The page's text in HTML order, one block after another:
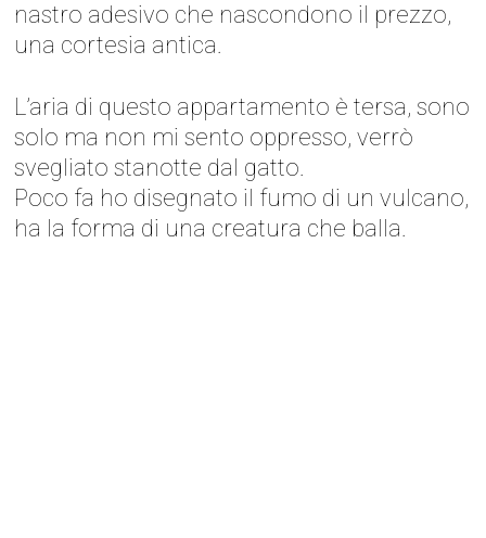
nastro adesivo che nascondono il prezzo,
una cortesia antica.
L’aria di questo appartamento è tersa, sono
solo ma non mi sento oppresso, verrò
svegliato stanotte dal gatto.
Poco fa ho disegnato il fumo di un vulcano,
ha la forma di una creatura che balla.